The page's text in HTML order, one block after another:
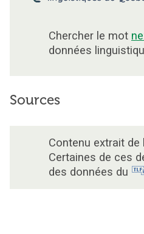
Chercher le mot
données
Sources
Contenu extrait de
Certaines de ces
des données du